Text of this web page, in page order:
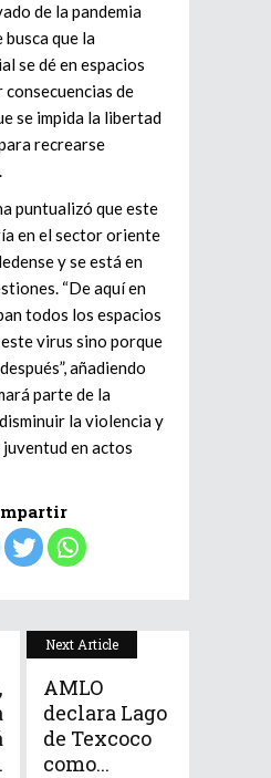
de la pandemia
que la
se dé en espacios
de
se impida la libertad
recrearse
puntualizó que este
en el sector oriente
y se está en
“De aquí en
todos los espacios
virus sino porque
añadiendo
parte de la
la violencia y
en actos
Next Article
AMLO
declara Lago
de Texcoco
como...